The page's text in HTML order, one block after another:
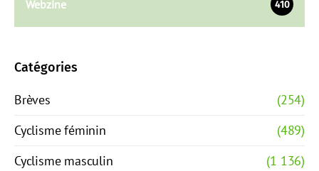
Webzine 410
Catégories
Brèves
(254)
Cyclisme féminin
(489)
Cyclisme masculin
(1 136)